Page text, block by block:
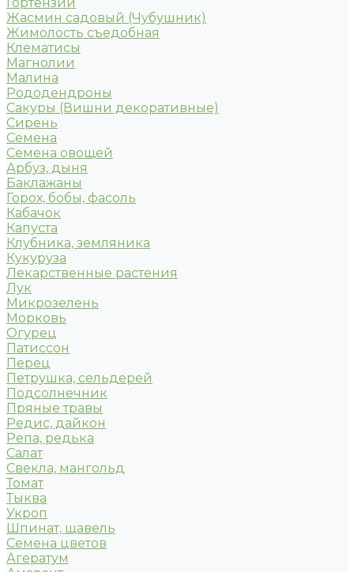
Жасмин садовый (Чубушник)
Жимолость съедобная
Клематисы
Магнолии
Малина
Рододендроны
Сакуры (Вишни декоративные)
Сирень
Семена
Семена овощей
Арбуз, дыня
Баклажаны
Горох, бобы, фасоль
Кабачок
Капуста
Клубника, земляника
Кукуруза
Лекарственные растения
Лук
Микрозелень
Морковь
Огурец
Патиссон
Перец
Петрушка, сельдерей
Подсолнечник
Пряные травы
Редис, дайкон
Репа, редька
Салат
Свекла, мангольд
Томат
Тыква
Укроп
Шпинат, щавель
Семена цветов
Агератум